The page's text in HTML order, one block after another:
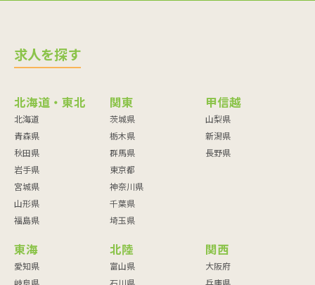
求人を探す
北海道・東北
北海道
青森県
秋田県
岩手県
宮城県
山形県
福島県
関東
茨城県
栃木県
群馬県
東京都
神奈川県
千葉県
埼玉県
甲信越
山梨県
新潟県
長野県
東海
愛知県
北陸
富山県
関西
大阪府